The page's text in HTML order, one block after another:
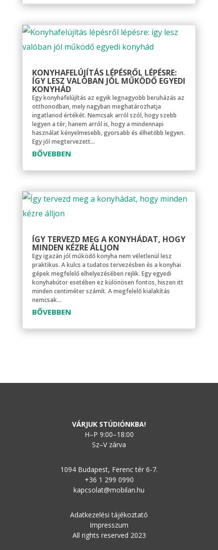
KONYHAFELÚJÍTÁS LÉPÉSRŐL LÉPÉSRE:
ÍGY LESZ VALÓBAN JÓL MŰKÖDŐ EGYEDI
KONYHÁD
Egy konyhafelújítás az egyik legnagyobb beruházás az
otthonodban, mely nagyban meghatározhatja
ingatlanod értékét. Nemcsak arról szól, hogy szebb
legyen a tér, hanem arról is, hogy a mindennapi
használat kényelmesebb, gyorsabb és élhetőbb legyen.
Egy jól megtervezett...
BŐVEBBEN
ÍGY TERVEZD MEG A KONYHÁDAT, HOGY
MINDEN KÉZRE ÁLLJON
Egy igazán jól működő konyha nem véletlenül lesz
praktikus. A kulcs a tudatos tervezésben és a konyhai
gépek megfelelő elhelyezésében rejlik. Egy egyedi
konyhabútor esetében ez különösen fontos, hiszen itt
minden centiméter számít. A megfelelő kialakítás
nemcsak...
BŐVEBBEN
VÁRJUK STÚDIÓNKBA!
H–P 9:00–18:00
Sz–V zárva
1094 Budapest, Ferenc tér 6-7.
+36 1 299 0990
kapcsolat@mobilan.hu
Adatkezelési tájékoztató
Impresszum
All rights reserved 2023